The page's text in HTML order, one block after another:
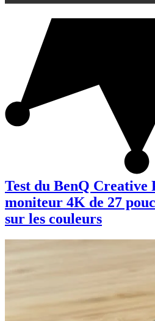
Test du BenQ Creative
moniteur 4K de 27
sur les couleurs